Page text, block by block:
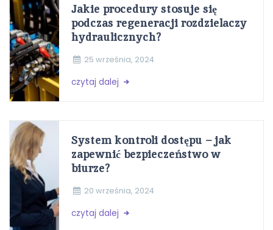
Jakie procedury stosuje się
podczas regeneracji rozdzielaczy
hydraulicznych?
25 września, 2024
czytaj dalej
System kontroli dostępu – jak
zapewnić bezpieczeństwo w
biurze?
20 września, 2024
czytaj dalej